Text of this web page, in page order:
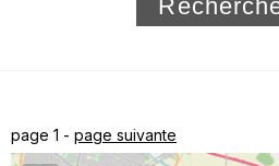
Longueur min/max
sous-dossiers
page 1 - page suivante